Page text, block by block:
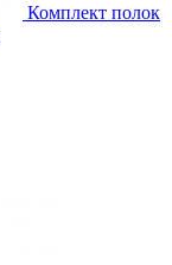
Комплект полок